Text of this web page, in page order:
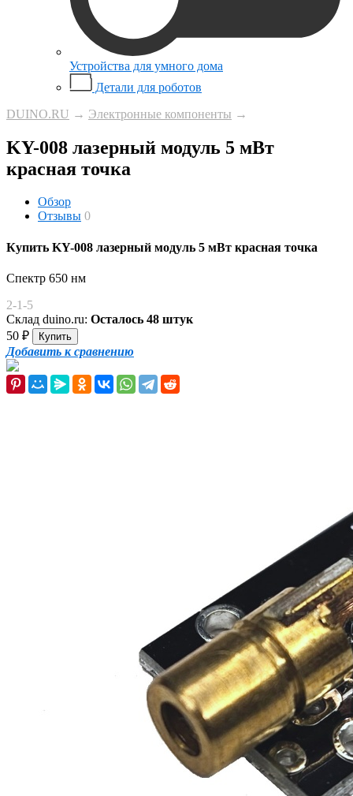
Устройства для умного дома
Детали для роботов
DUINO.RU → Электронные компоненты →
KY-008 лазерный модуль 5 мВт
красная точка
Обзор
Отзывы 0
Купить KY-008 лазерный модуль 5 мВт красная точка
Спектр 650 нм
2-1-5
Склад duino.ru: Осталось 48 штук
50 ₽
Добавить к сравнению